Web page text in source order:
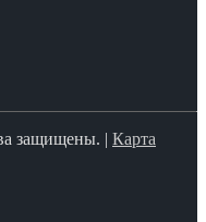
защищены. | Карта